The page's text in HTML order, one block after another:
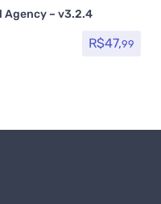
Agency – v3.2.4
R$47,99